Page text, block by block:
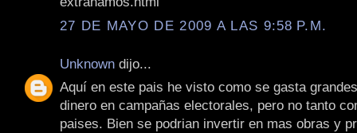
27 DE MAYO DE 2009 A LAS 9:58 P.M.
Unknown dijo...
Aquí en este pais he visto como se gasta
dinero en campañas electorales, pero no tanto
paises. Bien se podrian invertir en mas obras y